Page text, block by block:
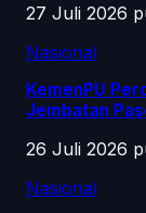
27 Juli 2026
Nasional
KemenPU
Jembatan
26 Juli 2026
Nasional